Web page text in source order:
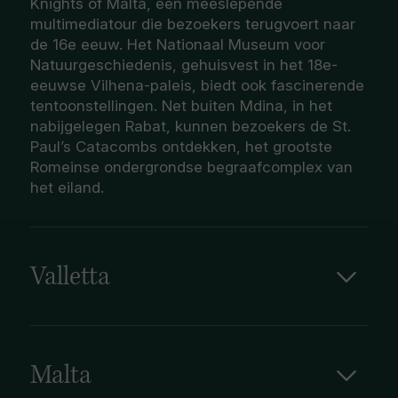
Knights of Malta, een meeslepende
multimediatour die bezoekers terugvoert naar
de 16e eeuw. Het Nationaal Museum voor
Natuurgeschiedenis, gehuisvest in het 18e-
eeuwse Vilhena-paleis, biedt ook fascinerende
tentoonstellingen. Net buiten Mdina, in het
nabijgelegen Rabat, kunnen bezoekers de St.
Paul’s Catacombs ontdekken, het grootste
Romeinse ondergrondse begraafcomplex van
het eiland.
Valletta
in 2018 niet voor niets uitgeroepen tot Culturele
Hoofdstad van Europa, met zijn
Malta